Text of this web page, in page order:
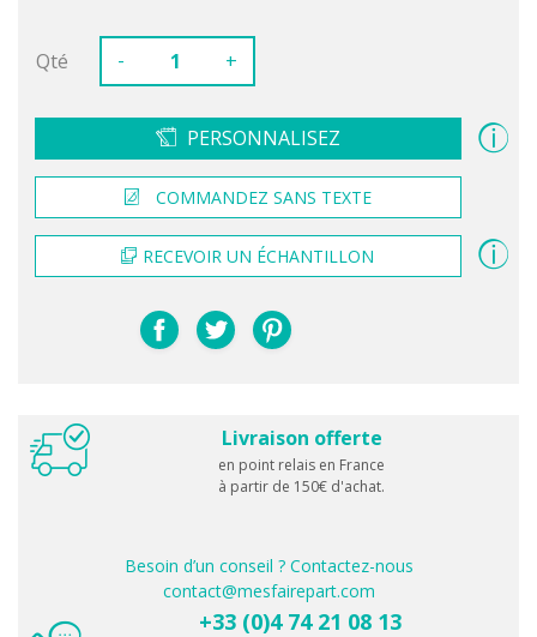
Qté - +
PERSONNALISEZ
COMMANDEZ SANS TEXTE
RECEVOIR UN ÉCHANTILLON
Livraison offerte
en point relais en France
à partir de 150€ d'achat.
Besoin d’un conseil ? Contactez-nous
contact@mesfairepart.com
+33 (0)4 74 21 08 13